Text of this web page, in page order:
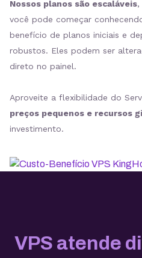
Nossos planos são escaláveis,
você pode começar
benefício de planos iniciais e
robustos. Eles podem ser
direto no painel.
Aproveite a flexibilidade do
preços pequenos e recursos
investimento.
VPS atende